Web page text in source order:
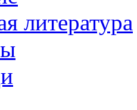
литература